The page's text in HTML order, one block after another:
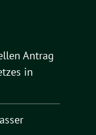
Antrag
in